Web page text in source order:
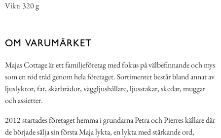
Vikt: 320 g
OM VARUMÄRKET
Majas Cottage är ett familjeföretag med fokus på välbefinnande och mys
som en röd tråd genom hela företaget. Sortimentet består bland annat av
ljuslyktor, fat, skärbrädor, väggljushållare, ljusstakar, skedar, muggar
och assietter.
2012 startades företaget hemma i grundarna Petra och Pierres källare där
de började sälja sin första Maja lykta, en lykta med stärkande ord,